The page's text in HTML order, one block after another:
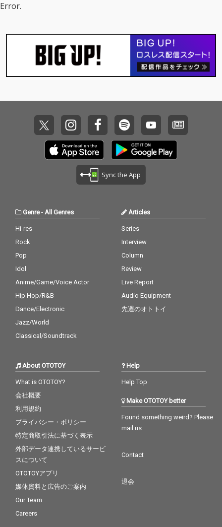
Error.
Sync the App
Genre- All Genres
Hi-res
Rock
Pop
Idol
Anime/Game/Voice Actor
Hip Hop/R&B
Dance/Electronic
Jazz/World
Classical/Soundtrack
Articles
Series
Interview
Column
Review
Live Report
Audio Equipment
先週のオトトイ
About OTOTOY
What is OTOTOY?
会社概要
利用規約
プライバシー・ポリシー
特定商取引法に基づく表示
外部データ連携しているサービ
スについて
OTOTOYアプリ
媒体資料と広告のご案内
Our Team
Careers
Help
Help Top
Make OTOTOY better
Found something weird? Please
mail us
Contact
退会